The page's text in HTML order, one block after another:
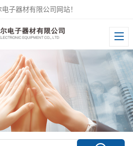
子器材有限公司网站！